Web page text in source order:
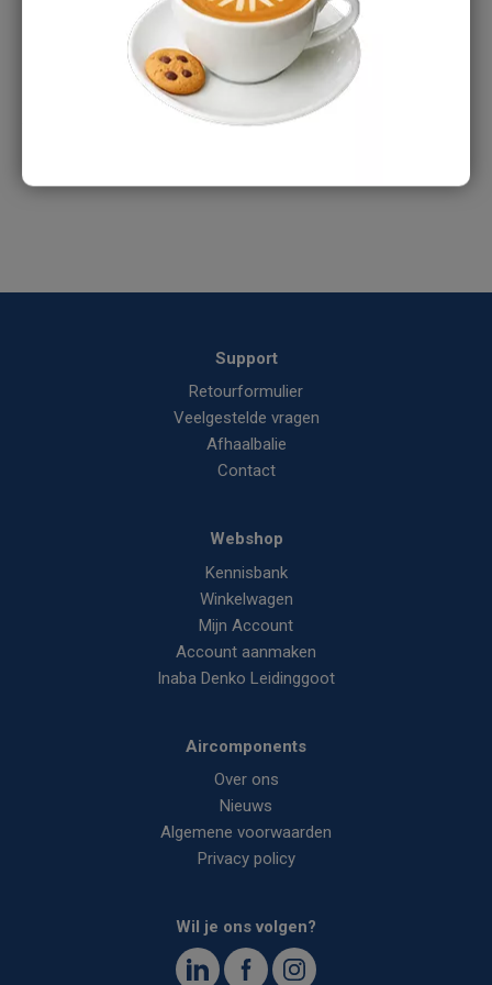
Heb je een vraag over dit product?
Ons verkoopteam staat je graag te woord:
Support
Retourformulier
Veelgestelde vragen
Afhaalbalie
Contact
Webshop
Kennisbank
Winkelwagen
Mijn Account
Account aanmaken
Inaba Denko Leidinggoot
Aircomponents
Over ons
Nieuws
Algemene voorwaarden
Privacy policy
Wil je ons volgen?